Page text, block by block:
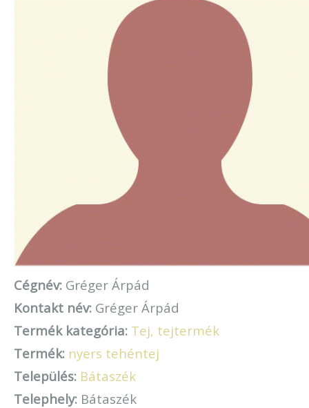
Cégnév: Gréger Árpád
Kontakt név: Gréger Árpád
Termék kategória: Tej, tejtermék
Termék: nyers tehéntej
Település: Bátaszék
Telephely: Bátaszék